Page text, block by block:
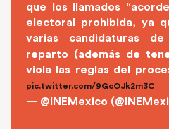
que los llamados
electoral prohibida, ya
varias candidaturas
reparto (además de
viola las reglas del
pic.twitter.com/9GcOJk2m3C
— @INEMexico